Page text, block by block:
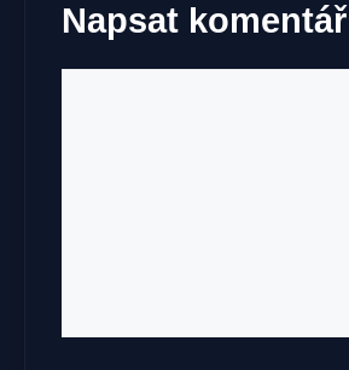
Napsat komentář